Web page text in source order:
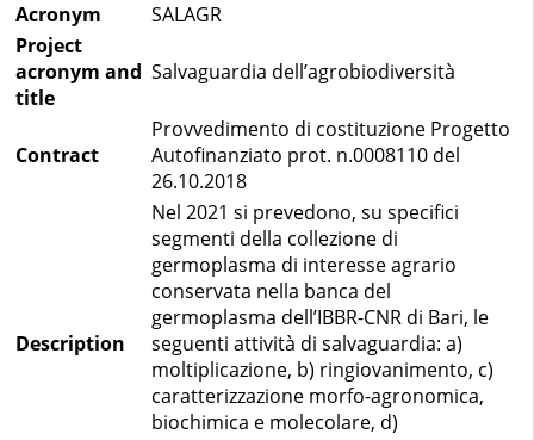
Acronym
SALAGR
Project
acronym and
title
Salvaguardia dell’agrobiodiversità
Contract
Provvedimento di costituzione Progetto
Autofinanziato prot. n.0008110 del
26.10.2018
Description
Nel 2021 si prevedono, su specifici
segmenti della collezione di
germoplasma di interesse agrario
conservata nella banca del
germoplasma dell’IBBR-CNR di Bari, le
seguenti attività di salvaguardia: a)
moltiplicazione, b) ringiovanimento, c)
caratterizzazione morfo-agronomica,
biochimica e molecolare, d)